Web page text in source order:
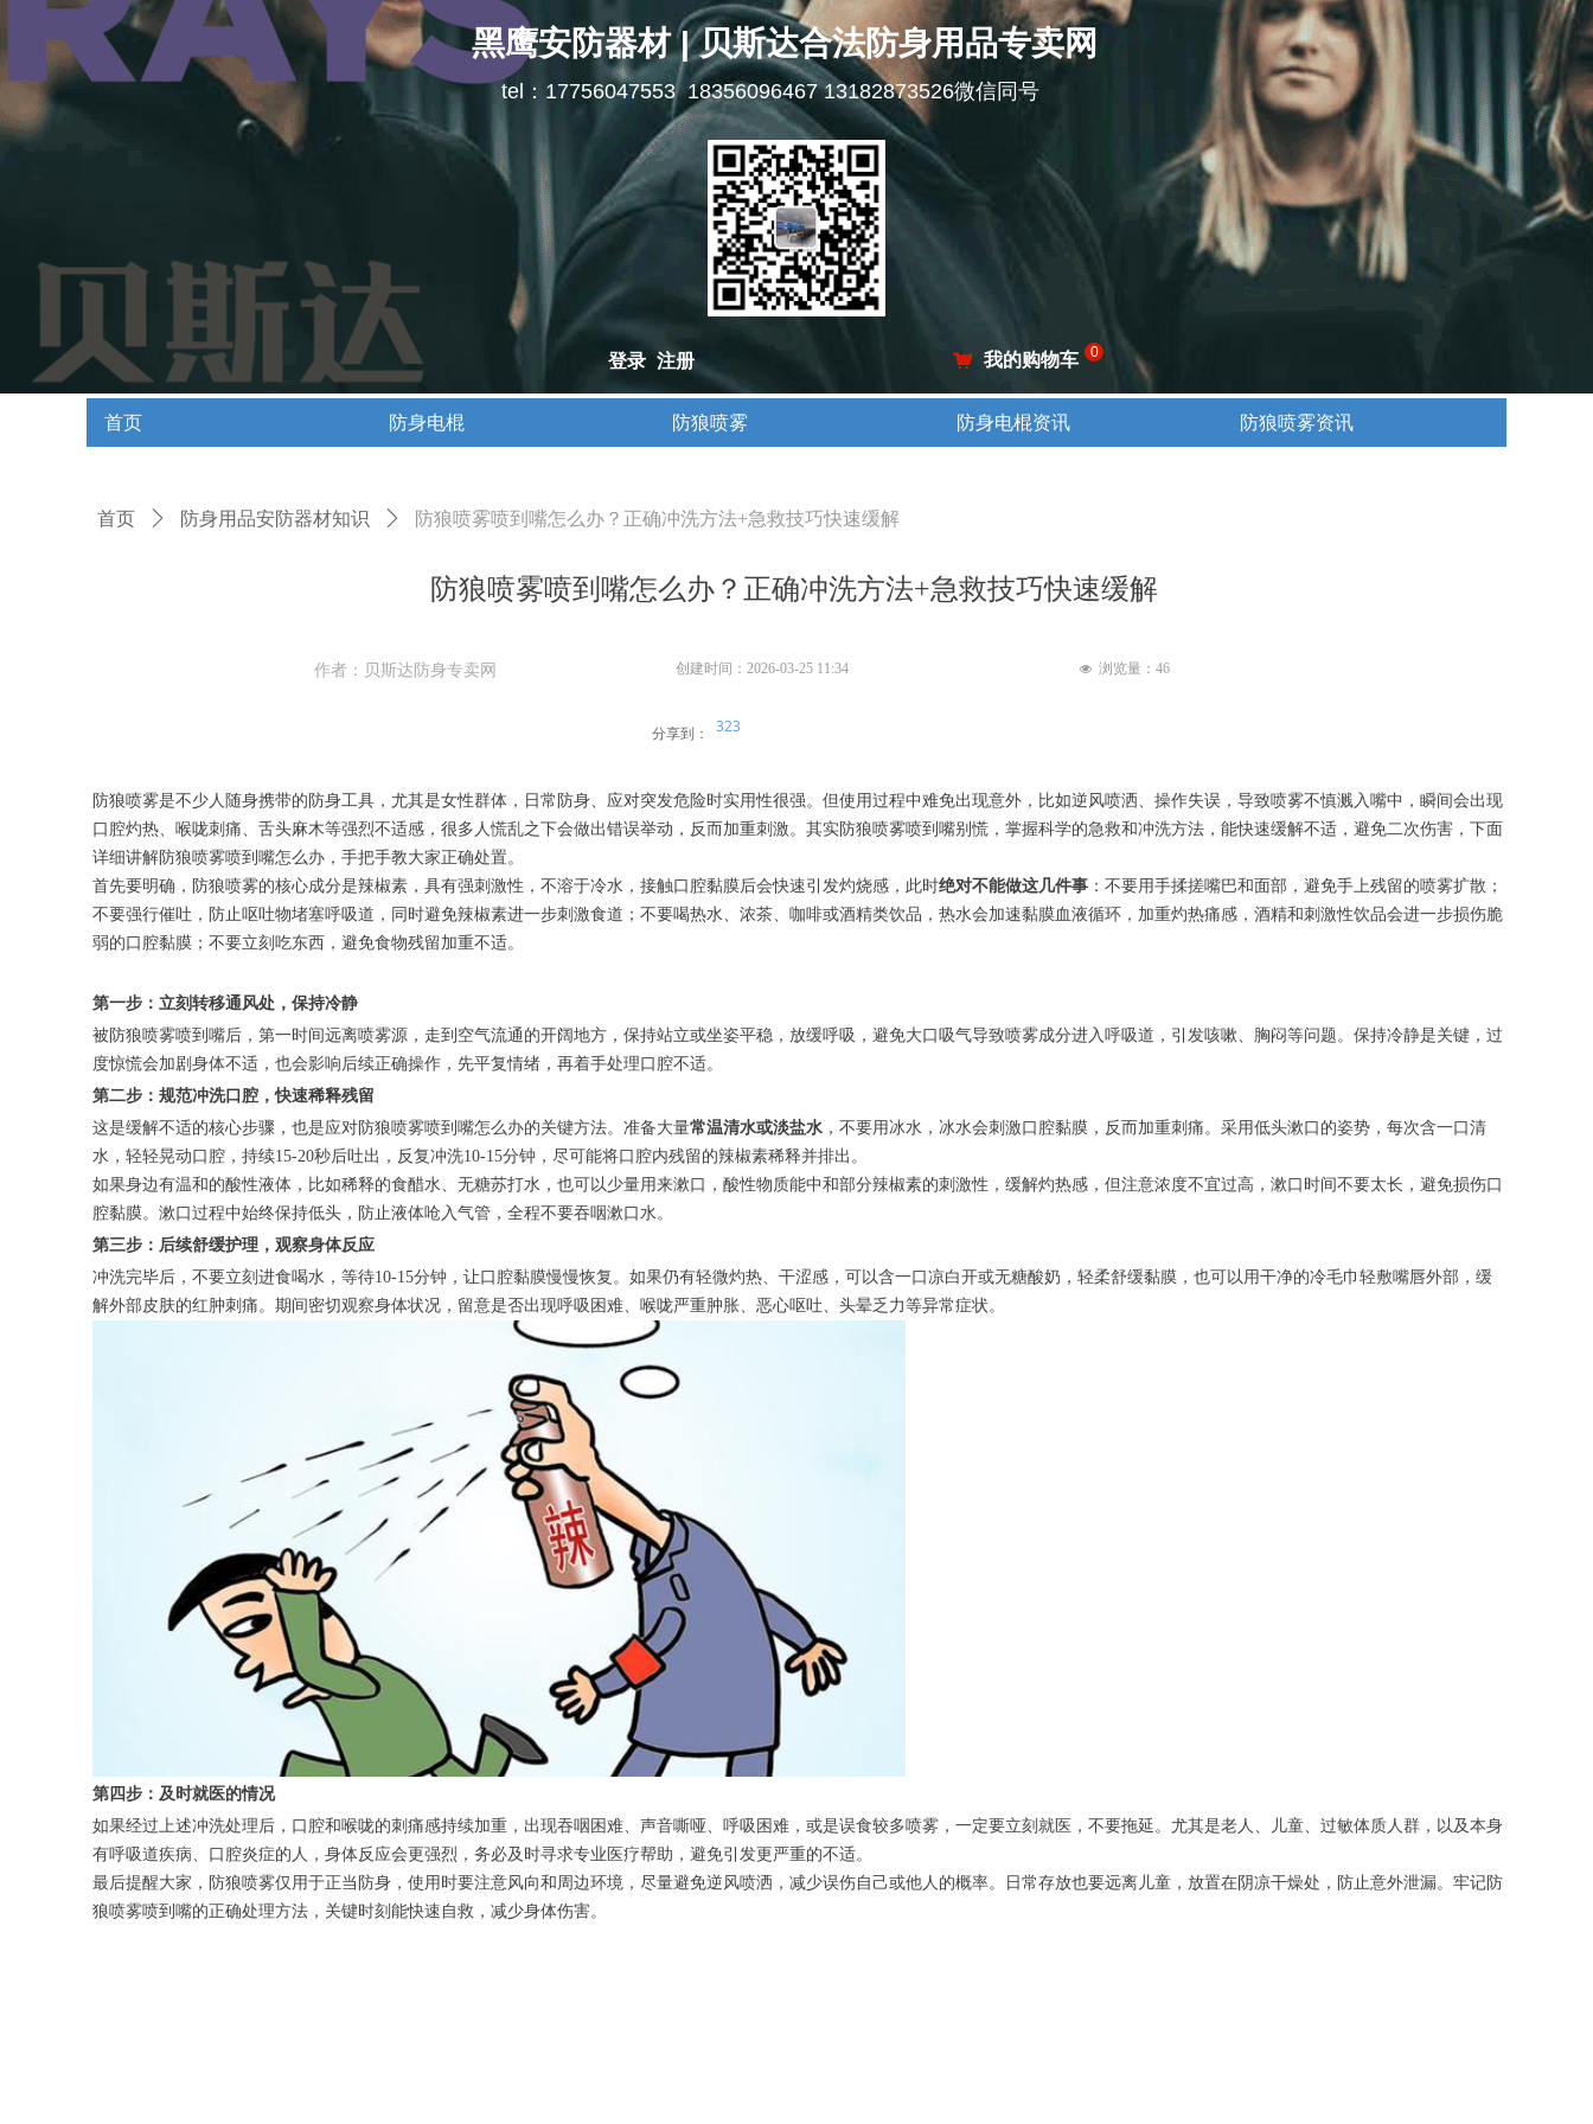
首页 防身电棍 防狼喷雾 防身电棍资讯 防狼喷雾资讯
黑鹰安防器材 | 贝斯达合法防身用品专卖网
낙 我的购物车 0
登录 注册
tel：17756047553 18356096467 13182873526微信同号
防狼喷雾喷到嘴怎么办？正确冲洗方法+急救技巧快速缓解
防狼喷雾是不少人随身携带的防身工具，尤其是女性群体，日常防身、应对突发危险时实用性很强。但使用过程中难免出现意外，比如逆风喷洒、操作失误，导致喷雾不慎溅入嘴中，瞬间会出现
口腔灼热、喉咙刺痛、舌头麻木等强烈不适感，很多人慌乱之下会做出错误举动，反而加重刺激。其实防狼喷雾喷到嘴别慌，掌握科学的急救和冲洗方法，能快速缓解不适，避免二次伤害，下面
详细讲解防狼喷雾喷到嘴怎么办，手把手教大家正确处置。
首先要明确，防狼喷雾的核心成分是辣椒素，具有强刺激性，不溶于冷水，接触口腔黏膜后会快速引发灼烧感，此时绝对不能做这几件事 ：不要用手揉搓嘴巴和面部，避免手上残留的喷雾扩散；
不要强行催吐，防止呕吐物堵塞呼吸道，同时避免辣椒素进一步刺激食道；不要喝热水、浓茶、咖啡或酒精类饮品，热水会加速黏膜血液循环，加重灼热痛感，酒精和刺激性饮品会进一步损伤脆
弱的口腔黏膜；不要立刻吃东西，避免食物残留加重不适。
第一步：立刻转移通风处，保持冷静
被防狼喷雾喷到嘴后，第一时间远离喷雾源，走到空气流通的开阔地方，保持站立或坐姿平稳，放缓呼吸，避免大口吸气导致喷雾成分进入呼吸道，引发咳嗽、胸闷等问题。保持冷静是关键，过
度惊慌会加剧身体不适，也会影响后续正确操作，先平复情绪，再着手处理口腔不适。
第二步：规范冲洗口腔，快速稀释残留
这是缓解不适的核心步骤，也是应对防狼喷雾喷到嘴怎么办的关键方法。准备大量常温清水或淡盐水 ，不要用冰水，冰水会刺激口腔黏膜，反而加重刺痛。采用低头漱口的姿势，每次含一口清
水，轻轻晃动口腔，持续15-20秒后吐出，反复冲洗10-15分钟，尽可能将口腔内残留的辣椒素稀释并排出。
如果身边有温和的酸性液体，比如稀释的食醋水、无糖苏打水，也可以少量用来漱口，酸性物质能中和部分辣椒素的刺激性，缓解灼热感，但注意浓度不宜过高，漱口时间不要太长，避免损伤口
腔黏膜。漱口过程中始终保持低头，防止液体呛入气管，全程不要吞咽漱口水。
第三步：后续舒缓护理，观察身体反应
冲洗完毕后，不要立刻进食喝水，等待10-15分钟，让口腔黏膜慢慢恢复。如果仍有轻微灼热、干涩感，可以含一口凉白开或无糖酸奶，轻柔舒缓黏膜，也可以用干净的冷毛巾轻敷嘴唇外部，缓
解外部皮肤的红肿刺痛。期间密切观察身体状况，留意是否出现呼吸困难、喉咙严重肿胀、恶心呕吐、头晕乏力等异常症状。
第四步：及时就医的情况
如果经过上述冲洗处理后，口腔和喉咙的刺痛感持续加重，出现吞咽困难、声音嘶哑、呼吸困难，或是误食较多喷雾，一定要立刻就医，不要拖延。尤其是老人、儿童、过敏体质人群，以及本身
有呼吸道疾病、口腔炎症的人，身体反应会更强烈，务必及时寻求专业医疗帮助，避免引发更严重的不适。
最后提醒大家，防狼喷雾仅用于正当防身，使用时要注意风向和周边环境，尽量避免逆风喷洒，减少误伤自己或他人的概率。日常存放也要远离儿童，放置在阴凉干燥处，防止意外泄漏。牢记防
狼喷雾喷到嘴的正确处理方法，关键时刻能快速自救，减少身体伤害。
分享到： 323
创建时间： 2026-03-25 11:34
首页 ꄲ 防身用品安防器材知识 ꄲ 防狼喷雾喷到嘴怎么办？正确冲洗方法+急救技巧快速缓解
作者：贝斯达防身专卖网 넶 浏览量： 46